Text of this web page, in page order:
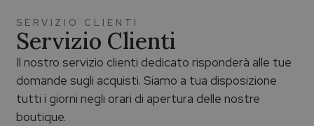
SERVIZIO CLIENTI
Servizio Clienti
Il nostro servizio clienti dedicato risponderà alle tue
domande sugli acquisti. Siamo a tua disposizione
tutti i giorni negli orari di apertura delle nostre
boutique.